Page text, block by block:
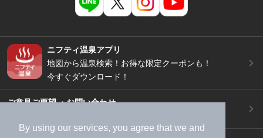
By using our services, you agree that we and
ニフティ温泉アプリ
地図から温泉検索！お得な限定クーポンも！
今すぐダウンロード！
ご意見ご要望 ・お問い合わせ